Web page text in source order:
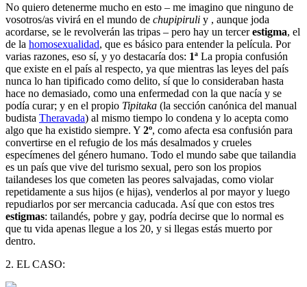
No quiero detenerme mucho en esto – me imagino que ninguno de
vosotros/as vivirá en el mundo de chupipiruli y , aunque joda
acordarse, se le revolverán las tripas – pero hay un tercerestigma, el
de la homosexualidad, que es básico para entender la película. Por
varias razones, eso sí, y yo destacaría dos: 1ª La propia confusión
que existe en el país al respecto, ya que mientras las leyes del país
nunca lo han tipificado como delito, sí que lo consideraban hasta
hace no demasiado, como una enfermedad con la que nacía y se
podía curar; y en el propio Tipitaka (la sección canónica del manual
budista Theravada) al mismo tiempo lo condena y lo acepta como
algo que ha existido siempre. Y 2º, como afecta esa confusión para
convertirse en el refugio de los más desalmados y crueles
especímenes del género humano. Todo el mundo sabe que tailandia
es un país que vive del turismo sexual, pero son los propios
tailandeses los que cometen las peores salvajadas, como violar
repetidamente a sus hijos (e hijas), venderlos al por mayor y luego
repudiarlos por ser mercancia caducada. Así que con estos tres
estigmas: tailandés, pobre y gay, podría decirse que lo normal es
que tu vida apenas llegue a los 20, y si llegas estás muerto por
dentro.
2. EL CASO: